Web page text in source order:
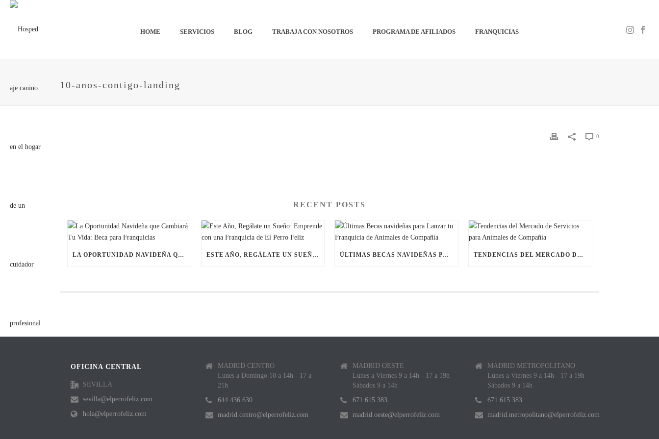
HOME SERVICIOS BLOG TRABAJA CON NOSOTROS PROGRAMA DE AFILIADOS FRANQUICIAS
10-anos-contigo-landing
0
RECENT POSTS
LA OPORTUNIDAD NAVIDEÑA QUE CAMBIARÁ TU VIDA: BECA PARA FRANQUICIAS ESTE AÑO, REGÁLATE UN SUEÑO: EMPRENDE CON UNA FRANQUICIA DE EL PERRO FELIZ ÚLTIMAS BECAS NAVIDEÑAS PARA LANZAR TU FRANQUICIA DE ANIMALES DE COMPAÑÍA TENDENCIAS DEL MERCADO DE SERVICIOS PARA ANIMALES DE COMPAÑÍA
OFICINA CENTRAL
SEVILLA
sevilla@elperrofeliz.com
hola@elperrofeliz.com
MADRID CENTRO
Lunes a Domingo 10 a 14h - 17 a
21h
644 436 630
madrid.centro@elperrofeliz.com
MADRID OESTE
Lunes a Viernes 9 a 14h - 17 a 19h
Sábados 9 a 14h
671 615 383
madrid.oeste@elperrofeliz.com
MADRID METROPOLITANO
Lunes a Viernes 9 a 14h - 17 a 19h
Sábados 9 a 14h
671 615 383
madrid.metropolitano@elperrofeliz.com